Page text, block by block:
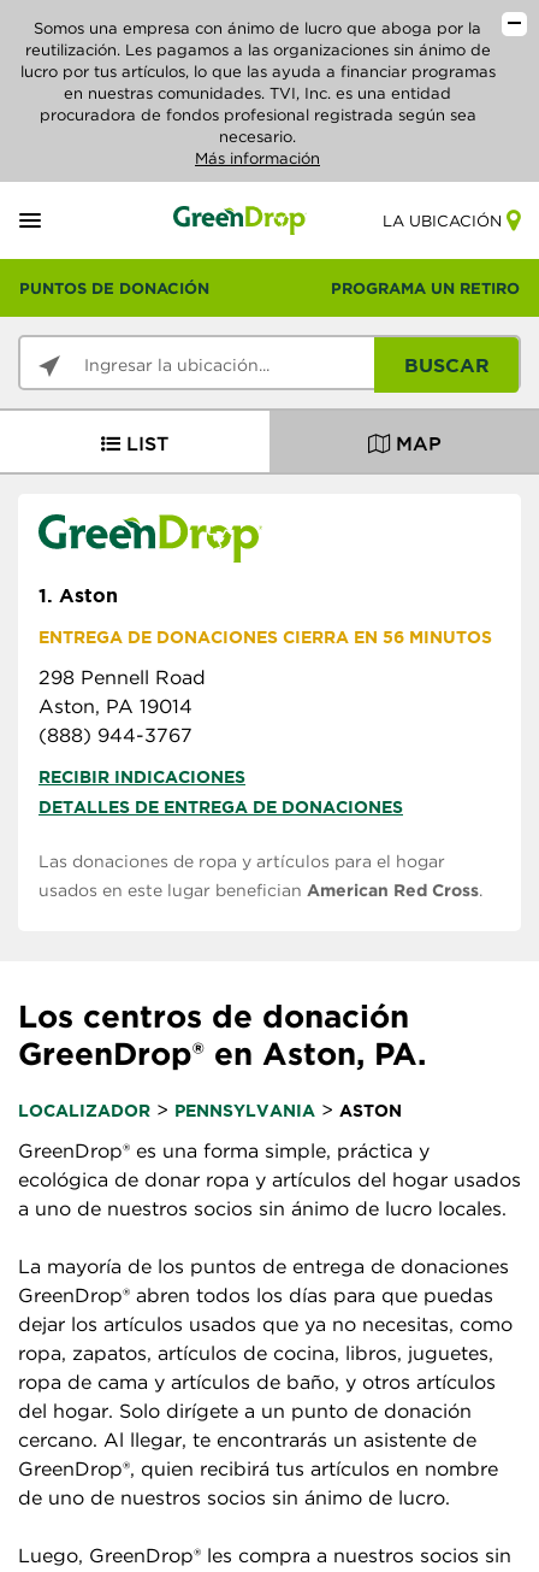
Somos una empresa con ánimo de lucro que aboga por la
reutilización. Les pagamos a las organizaciones sin ánimo de
lucro por tus artículos, lo que las ayuda a financiar programas
en nuestras comunidades. TVI, Inc. es una entidad
procuradora de fondos profesional registrada según sea
necesario.
Más información
LA UBICACIÓN
PUNTOS DE DONACIÓN PROGRAMA UN RETIRO
BUSCAR
LIST MAP
1. Aston
ENTREGA DE DONACIONES CIERRA EN 56 MINUTOS
298 Pennell Road
Aston, PA 19014
(888) 944-3767
RECIBIR INDICACIONES
DETALLES DE ENTREGA DE DONACIONES
Las donaciones de ropa y artículos para el hogar
usados en este lugar benefician American Red Cross.
Los centros de donación
GreenDrop® en Aston, PA.
LOCALIZADOR > PENNSYLVANIA > ASTON
GreenDrop® es una forma simple, práctica y
ecológica de donar ropa y artículos del hogar usados
a uno de nuestros socios sin ánimo de lucro locales.
La mayoría de los puntos de entrega de donaciones
GreenDrop® abren todos los días para que puedas
dejar los artículos usados que ya no necesitas, como
ropa, zapatos, artículos de cocina, libros, juguetes,
ropa de cama y artículos de baño, y otros artículos
del hogar. Solo dirígete a un punto de donación
cercano. Al llegar, te encontrarás un asistente de
GreenDrop®, quien recibirá tus artículos en nombre
de uno de nuestros socios sin ánimo de lucro.
Luego, GreenDrop® les compra a nuestros socios sin